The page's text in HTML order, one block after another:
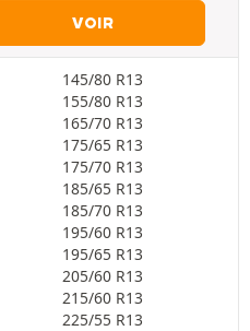
VOIR
145/80 R13
155/80 R13
165/70 R13
175/65 R13
175/70 R13
185/65 R13
185/70 R13
195/60 R13
195/65 R13
205/60 R13
215/60 R13
225/55 R13